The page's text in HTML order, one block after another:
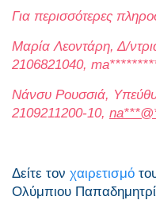
Για περισσότερες
Μαρία Λεοντάρη, Δ/
2106821040, ma
Νάνσυ Ρουσσιά,
2109211200-10, na***@
Δείτε τον χαιρετισμό
Ολύμπιου